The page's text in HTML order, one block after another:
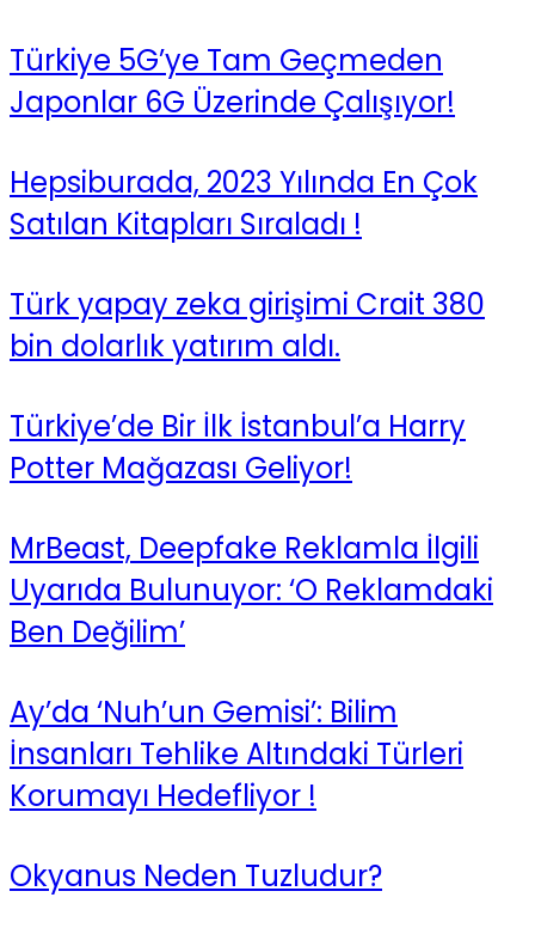
Türkiye 5G’ye Tam Geçmeden
Japonlar 6G Üzerinde Çalışıyor!
Hepsiburada, 2023 Yılında En Çok
Satılan Kitapları Sıraladı !
Türk yapay zeka girişimi Crait 380
bin dolarlık yatırım aldı.
Türkiye’de Bir İlk İstanbul’a Harry
Potter Mağazası Geliyor!
MrBeast, Deepfake Reklamla İlgili
Uyarıda Bulunuyor: ‘O Reklamdaki
Ben Değilim’
Ay’da ‘Nuh’un Gemisi’: Bilim
İnsanları Tehlike Altındaki Türleri
Korumayı Hedefliyor !
Okyanus Neden Tuzludur?